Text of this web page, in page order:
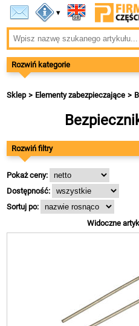
▾
Rozwiń kategorie
Sklep Elementy zabezpieczające
Rozwiń filtry
Pokaż ceny:
Dostępność:
Sortuj po:
Widoczne